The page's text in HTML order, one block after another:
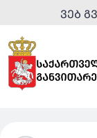
ᲕᲔᲑ